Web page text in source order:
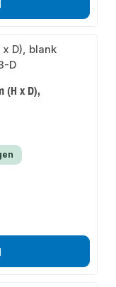
(H x D),